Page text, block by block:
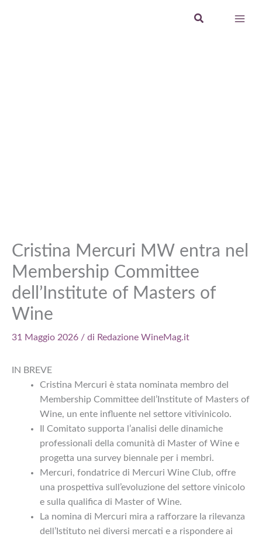
Cerca
Cristina Mercuri MW entra nel
Membership Committee
dell’Institute of Masters of
Wine
31 Maggio 2026 / di Redazione WineMag.it
IN BREVE
Cristina Mercuri è stata nominata membro del
Membership Committee dell’Institute of Masters of
Wine, un ente influente nel settore vitivinicolo.
Il Comitato supporta l’analisi delle dinamiche
professionali della comunità di Master of Wine e
progetta una survey biennale per i membri.
Mercuri, fondatrice di Mercuri Wine Club, offre
una prospettiva sull’evoluzione del settore vinicolo
e sulla qualifica di Master of Wine.
La nomina di Mercuri mira a rafforzare la rilevanza
dell’Istituto nei diversi mercati e a rispondere ai